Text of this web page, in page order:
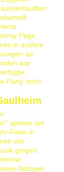
Page,
in andere
zu
war
Party noch
spielen am
Feier in
viel
gingen
fetzigen